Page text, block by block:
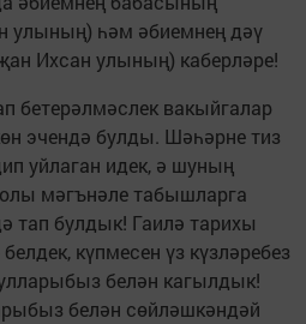
һәм әбиемнең дәү
Ихсан улының) каберләре!
бетерәлмәслек вакыйгалар
эчендә булды. Шәһәрне тиз
уйлаган идек, ә шуның
мәгънәле табышларга
тап булдык! Гаилә тарихы
күпмесен үз күзләребез
белән кагылдык!
белән сөйләшкәндәй